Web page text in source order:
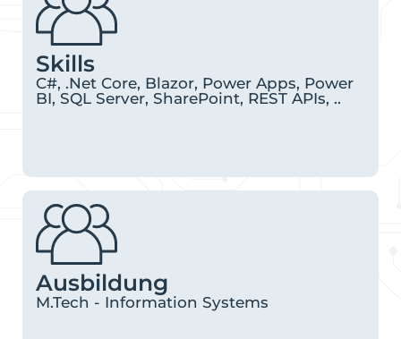
Skills
C#, .Net Core, Blazor, Power Apps, Power
BI, SQL Server, SharePoint, REST APIs, ..
Ausbildung
M.Tech - Information Systems